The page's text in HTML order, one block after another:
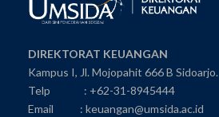
DIREKTORAT KEUANGAN
Kampus I, Jl. Mojopahit 666 B Sidoarjo.
Telp : +62-31-8945444
Email : keuangan@umsida.ac.id